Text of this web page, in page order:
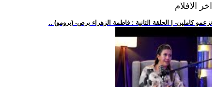
اخر الافلام
.. (برومو) -نزعمو كاملين- | الحلقة الثانية : فاطمة الزهراء برص